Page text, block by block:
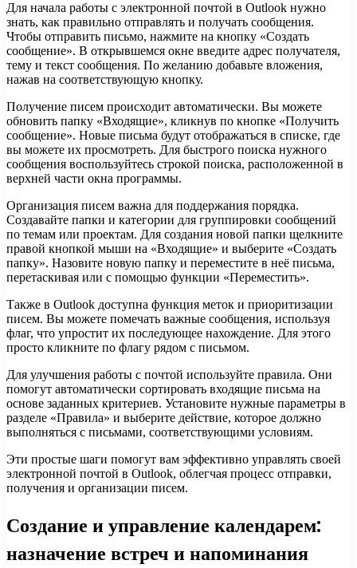
Для начала работы с электронной почтой в Outlook нужно
знать, как правильно отправлять и получать сообщения.
Чтобы отправить письмо, нажмите на кнопку «Создать
сообщение». В открывшемся окне введите адрес получателя,
тему и текст сообщения. По желанию добавьте вложения,
нажав на соответствующую кнопку.
Получение писем происходит автоматически. Вы можете
обновить папку «Входящие», кликнув по кнопке «Получить
сообщение». Новые письма будут отображаться в списке, где
вы можете их просмотреть. Для быстрого поиска нужного
сообщения воспользуйтесь строкой поиска, расположенной в
верхней части окна программы.
Организация писем важна для поддержания порядка.
Создавайте папки и категории для группировки сообщений
по темам или проектам. Для создания новой папки щелкните
правой кнопкой мыши на «Входящие» и выберите «Создать
папку». Назовите новую папку и переместите в неё письма,
перетаскивая или с помощью функции «Переместить».
Также в Outlook доступна функция меток и приоритизации
писем. Вы можете помечать важные сообщения, используя
флаг, что упростит их последующее нахождение. Для этого
просто кликните по флагу рядом с письмом.
Для улучшения работы с почтой используйте правила. Они
помогут автоматически сортировать входящие письма на
основе заданных критериев. Установите нужные параметры в
разделе «Правила» и выберите действие, которое должно
выполняться с письмами, соответствующими условиям.
Эти простые шаги помогут вам эффективно управлять своей
электронной почтой в Outlook, облегчая процесс отправки,
получения и организации писем.
Создание и управление календарем:
назначение встреч и напоминания